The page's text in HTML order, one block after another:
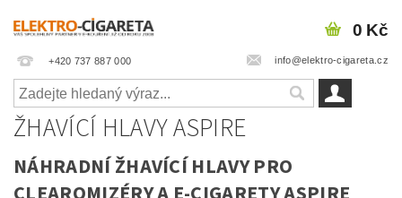
+420 737 887 000 info@elektro-cigareta.cz
0 Kč
ŽHAVÍCÍ HLAVY ASPIRE
NÁHRADNÍ ŽHAVÍCÍ HLAVY PRO